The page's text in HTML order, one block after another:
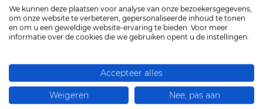
We kunnen deze plaatsen voor analyse van onze bezoekersgegevens,
om onze website te verbeteren, gepersonaliseerde inhoud te tonen
en om u een geweldige website-ervaring te bieden. Voor meer
informatie over de cookies die we gebruiken opent u de instellingen.
Accepteer alles
Weigeren Nee, pas aan